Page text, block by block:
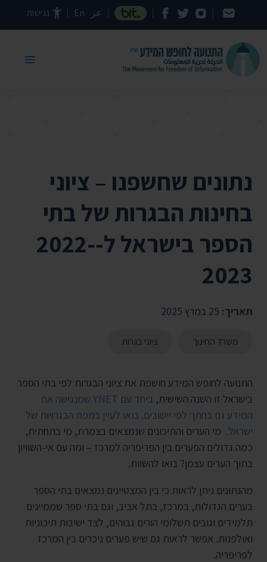
דילוג לתוכן העמוד عر En נגישות
נתונים שחשפנו – ציוני
בחינות הבגרות של בתי
הספר בישראל ל-2022-
2023
תאריך:
משרד החינוך ציוני בגרות
התנועה לחופש המידע חושפת את ציוני הבגרות לפי בתי הספר
בישראל זו השנה השישית,
ביחד עם YNET שמנגישה את
המידע גם בחתך לפי יישובים. בואו לעיין במפת הבגרויות של
ישראל. מי הערים והתיכונים שנמצאים בצמרת, מי בתחתית,
כמה גדולים הפערים בין הפריפריה למרכז – ומה עם אי-השוויון
בתוך הערים עצמן? בואו להשוות.
מהנתונים ניתן לראות כי בין המצטיינים נמצאים בתי הספר
בערים הגדולות, במרכז, בתל אביב, וגם בתי ספר שממיינים
תלמידים וגובים תשלומי הורים גבוהים, לצד ישיבות תיכוניות
ואולפנות. אפשר לראות גם שיש פערים ניכרים בין המרכז
לפריפריה.